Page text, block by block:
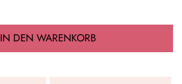
IN DEN WARENKORB